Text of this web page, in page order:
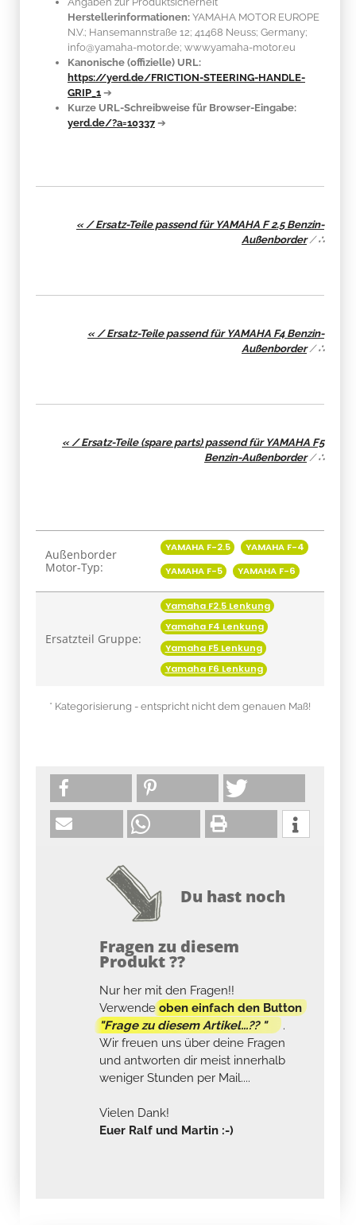
Herstellerinformationen: YAMAHA MOTOR EUROPE
N.V.; Hansemannstraße 12; 41468 Neuss; Germany;
info@yamaha-motor.de; www.yamaha-motor.eu
Kanonische (offizielle) URL:
https://yerd.de/FRICTION-STEERING-HANDLE-
GRIP_1 ➔
Kurze URL-Schreibweise für Browser-Eingabe:
yerd.de/?a=10337 ➔
« / Ersatz-Teile passend für YAMAHA F 2.5 Benzin-
Außenborder/∴
« / Ersatz-Teile passend für YAMAHA F4 Benzin-
Außenborder/∴
« / Ersatz-Teile (spare parts) passend für YAMAHA F5
Benzin-Außenborder/∴
Produkteigenschaft
Außenborder
Motor-Typ:
YAMAHA F-2.5
YAMAHA F-4
YAMAHA F-5
YAMAHA F-6
Ersatzteil Gruppe:
Yamaha F2.5 Lenkung
Yamaha F4 Lenkung
Yamaha F5 Lenkung
Yamaha F6 Lenkung
* Kategorisierung - entspricht nicht dem genauen Maß!
Du hast noch
Fragen zu diesem
Produkt ??
Nur her mit den Fragen!!
Verwendeoben einfach den Button
"Frage zu diesem Artikel...?? "
.
Wir freuen uns über deine Fragen
und antworten dir meist innerhalb
weniger Stunden per Mail....
Vielen Dank!
Euer Ralf und Martin :-)